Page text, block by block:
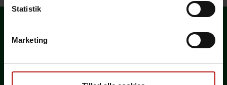
Statistik
Marketing
Vælg land
Generelle rejseråd